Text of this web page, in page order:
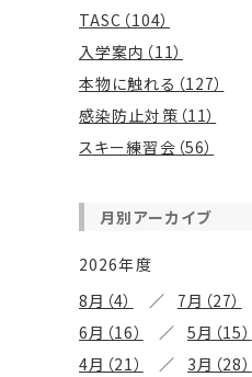
TASC（104）
入学案内（11）
本物に触れる（127）
感染防止対策（11）
スキー練習会（56）
月別アーカイブ
2026年度
8月（4）
7月（27）
6月（16）
5月（15）
4月（21）
3月（28）